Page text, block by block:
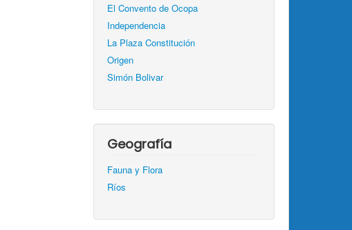
El Convento de Ocopa
Independencia
La Plaza Constitución
Origen
Simón Bolivar
Geografía
Fauna y Flora
Ríos